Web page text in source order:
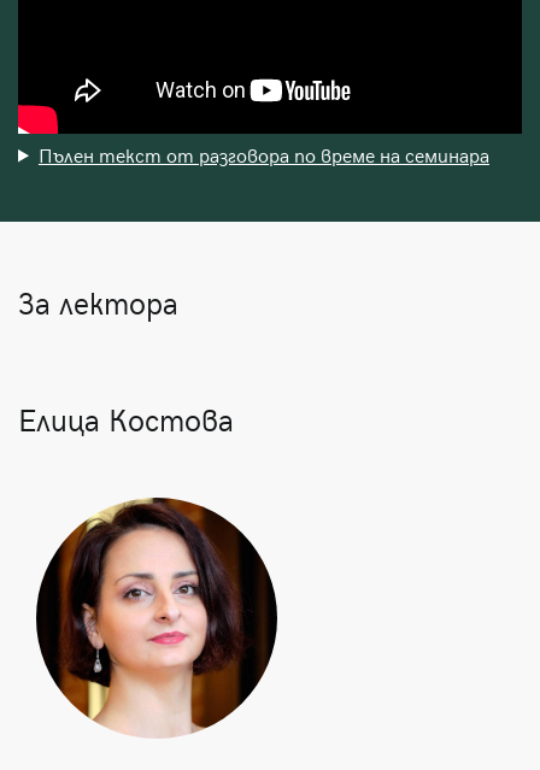
Пълен текст от разговора по време на семинара
За лектора
Елица Костова